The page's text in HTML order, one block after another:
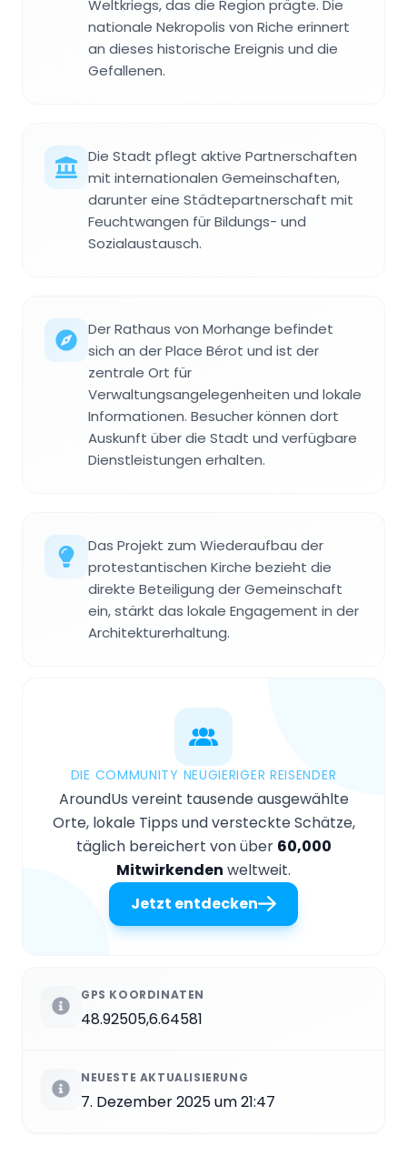
Weltkriegs, das die Region prägte. Die
nationale Nekropolis von Riche erinnert
an dieses historische Ereignis und die
Gefallenen.
Die Stadt pflegt aktive Partnerschaften
mit internationalen Gemeinschaften,
darunter eine Städtepartnerschaft mit
Feuchtwangen für Bildungs- und
Sozialaustausch.
Der Rathaus von Morhange befindet
sich an der Place Bérot und ist der
zentrale Ort für
Verwaltungsangelegenheiten und lokale
Informationen. Besucher können dort
Auskunft über die Stadt und verfügbare
Dienstleistungen erhalten.
Das Projekt zum Wiederaufbau der
protestantischen Kirche bezieht die
direkte Beteiligung der Gemeinschaft
ein, stärkt das lokale Engagement in der
Architekturerhaltung.
DIE COMMUNITY NEUGIERIGER REISENDER
AroundUs vereint tausende ausgewählte
Orte, lokale Tipps und versteckte Schätze,
täglich bereichert von über 60,000
Mitwirkenden weltweit.
Jetzt entdecken
GPS KOORDINATEN
48.92505,6.64581
NEUESTE AKTUALISIERUNG
7. Dezember 2025 um 21:47